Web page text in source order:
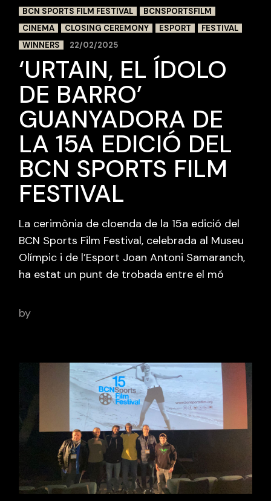
BCN SPORTS FILM FESTIVAL
BCNSPORTSFILM
CINEMA
CLOSING CEREMONY ESPORT
FESTIVAL
WINNERS
22/02/2025
‘URTAIN, EL ÍDOLO
DE BARRO’
GUANYADORA DE
LA 15A EDICIÓ DEL
BCN SPORTS FILM
FESTIVAL
La cerimònia de cloenda de la 15a edició del
BCN Sports Film Festival, celebrada al Museu
Olímpic i de l’Esport Joan Antoni Samaranch,
ha estat un punt de trobada entre el mó
by